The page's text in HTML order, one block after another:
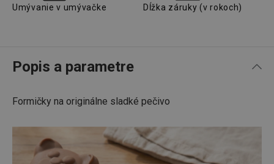
Umývanie v umývačke Dĺžka záruky (v rokoch)
Popis a parametre
Formičky na originálne sladké pečivo